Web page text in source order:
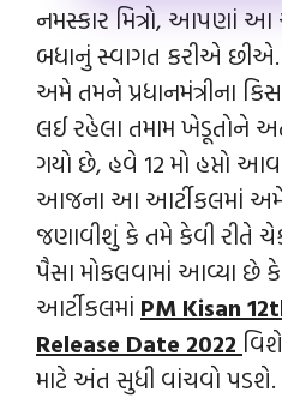
નમસ્કાર મિત્રો, આપણાં આ
બધાનું સ્વાગત કરીએ
અમે તમને પ્રધાનમંત્રીના
લઈ રહેલા તમામ ખેડૂતોને
ગયો છે, હવે 12 મો હપ્તો
આજના આ આર્ટીકલમાં
જણાવીશું કે તમે કેવી રીતે
પૈસા મોકલવામાં આવ્યા છે કે
આર્ટીકલમાં PM Kisan
Release Date 2022
માટે અંત સુધી વાંચવો પડશે.